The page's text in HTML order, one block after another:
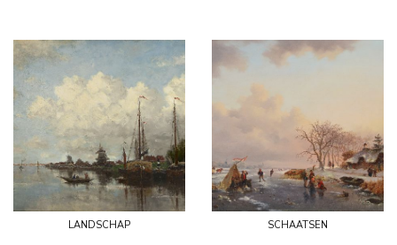
landschap schaatsen